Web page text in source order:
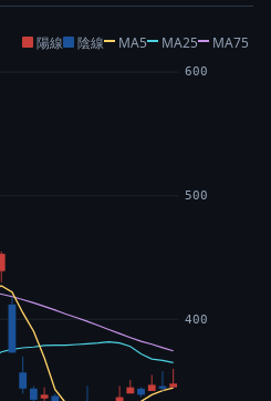
陽線 陰線 MA5 MA25 MA75
400
500
600